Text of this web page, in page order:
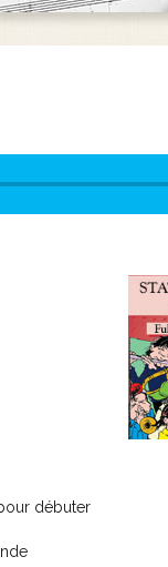
débuter